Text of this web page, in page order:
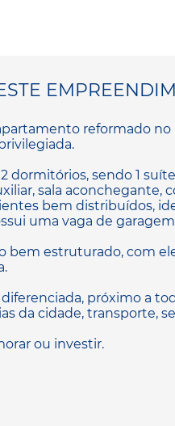
reformado no
dormitórios, sendo 1
sala aconchegante,
bem distribuídos,
uma vaga de
bem estruturado, com
diferenciada, próximo a
da cidade, transporte,
ou investir.